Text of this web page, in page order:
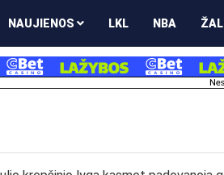
NAUJIENOS LKL NBA